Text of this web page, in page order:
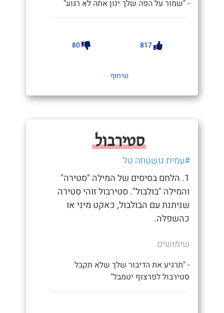
- "שמור על הפה שלך ינון אתה לא רגוע"
817
80
שיתוף
סטירבול
#עמית גושטוזה טל
1. הלחם בסיסים של המילה "סטירה"
והמילה "בולבול". סטירבול זוהי סטירה
שניתנת עם הבולבול, כאקט מיני או
כהשפלה.
שימושים
- "תרגיע את הדיבור שלך שלא תקבל
סטירבול לפרצוף יטמבל"